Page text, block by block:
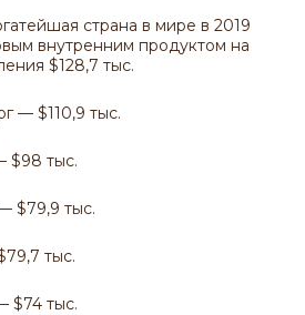
страна в мире в 2019
внутренним продуктом на
$128,7 тыс.
— $110,9 тыс.
$98 тыс.
$79,9 тыс.
тыс.
$74 тыс.